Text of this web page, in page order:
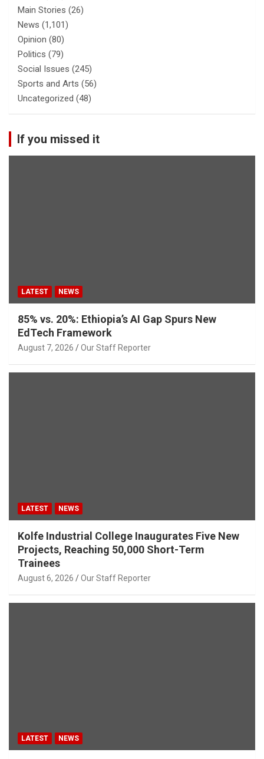
Main Stories (26)
News (1,101)
Opinion (80)
Politics (79)
Social Issues (245)
Sports and Arts (56)
Uncategorized (48)
If you missed it
LATEST NEWS
85% vs. 20%: Ethiopia’s AI Gap Spurs New
EdTech Framework
August 7, 2026 Our Staff Reporter
LATEST NEWS
Kolfe Industrial College Inaugurates Five New
Projects, Reaching 50,000 Short-Term
Trainees
August 6, 2026 Our Staff Reporter
LATEST NEWS